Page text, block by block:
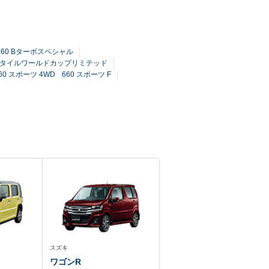
Bターボスペシャル
イルワールドカップリミテッド
スポーツ 4WD
660 スポーツ F
スズキ
ワゴンR